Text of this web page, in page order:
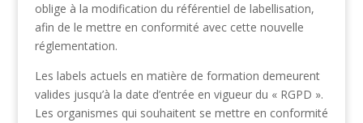
oblige à la modification du référentiel de labellisation,
afin de le mettre en conformité avec cette nouvelle
réglementation.
Les labels actuels en matière de formation demeurent
valides jusqu’à la date d’entrée en vigueur du « RGPD ».
Les organismes qui souhaitent se mettre en conformité